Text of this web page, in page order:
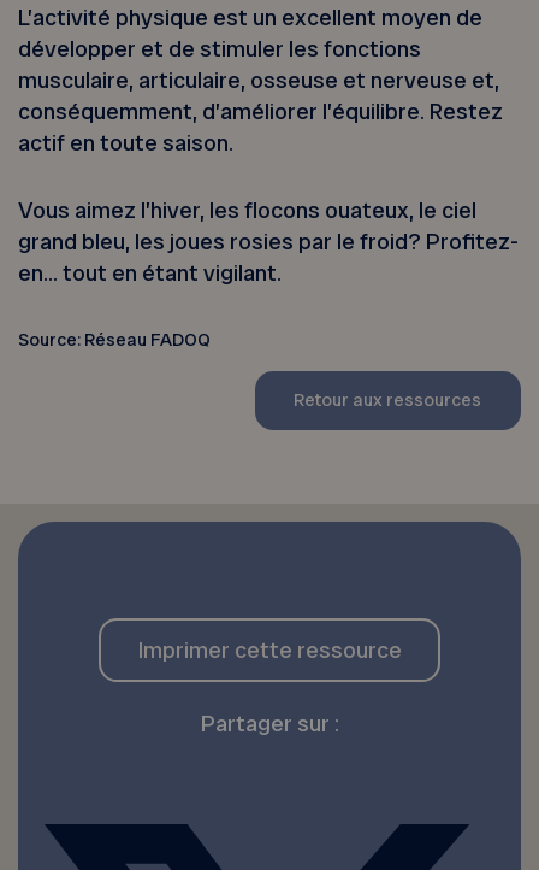
L’activité physique est un excellent moyen de
développer et de stimuler les fonctions
musculaire, articulaire, osseuse et nerveuse et,
conséquemment, d’améliorer l’équilibre. Restez
actif en toute saison.
Vous aimez l’hiver, les flocons ouateux, le ciel
grand bleu, les joues rosies par le froid? Profitez-
en… tout en étant vigilant.
Source: Réseau FADOQ
Retour aux ressources
Imprimer cette ressource
Partager sur :